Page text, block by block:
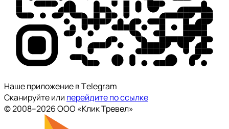
Наше приложение в Тelegram
Сканируйте или перейдите по ссылке
© 2008--2026 ООО «Клик Тревел»